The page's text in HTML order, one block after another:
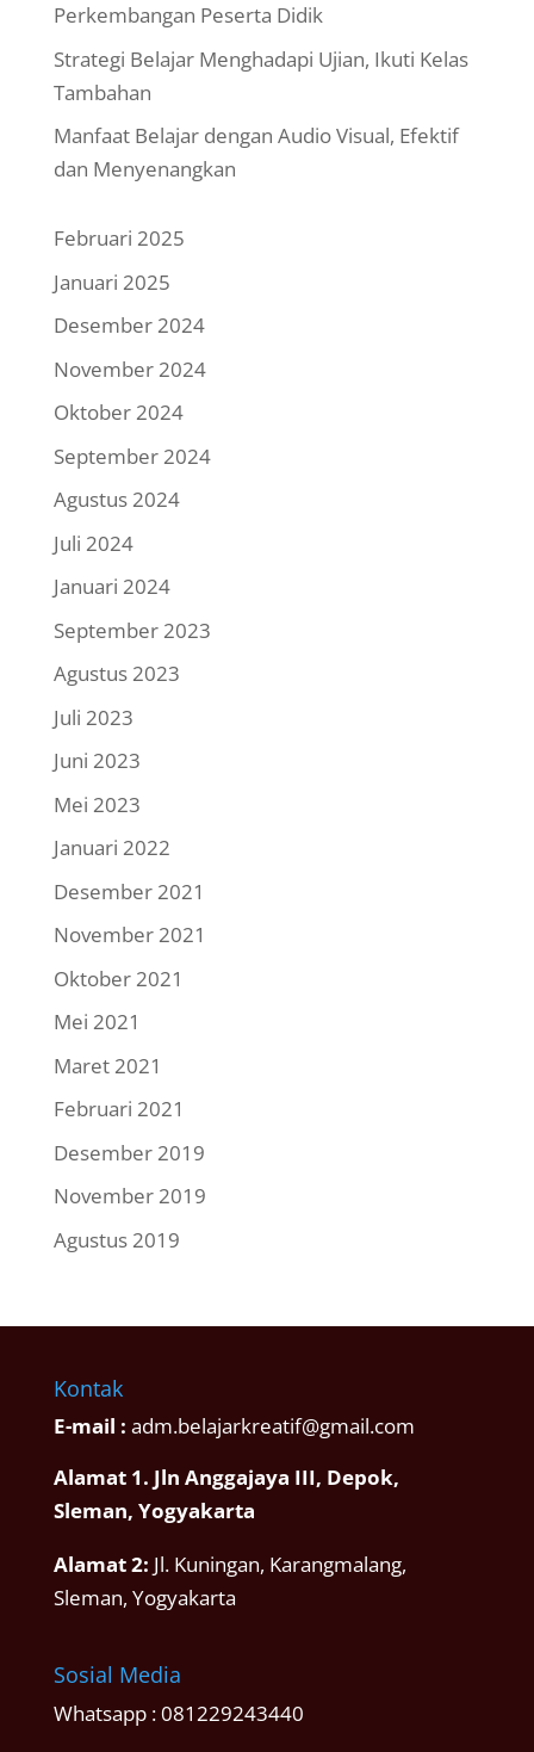
Perkembangan Peserta Didik
Strategi Belajar Menghadapi Ujian, Ikuti Kelas
Tambahan
Manfaat Belajar dengan Audio Visual, Efektif
dan Menyenangkan
Februari 2025
Januari 2025
Desember 2024
November 2024
Oktober 2024
September 2024
Agustus 2024
Juli 2024
Januari 2024
September 2023
Agustus 2023
Juli 2023
Juni 2023
Mei 2023
Januari 2022
Desember 2021
November 2021
Oktober 2021
Mei 2021
Maret 2021
Februari 2021
Desember 2019
November 2019
Agustus 2019
Kontak
E-mail : adm.belajarkreatif@gmail.com
Alamat 1. Jln Anggajaya III, Depok,
Sleman, Yogyakarta
Alamat 2: Jl. Kuningan, Karangmalang,
Sleman, Yogyakarta
Sosial Media
Whatsapp :081229243440